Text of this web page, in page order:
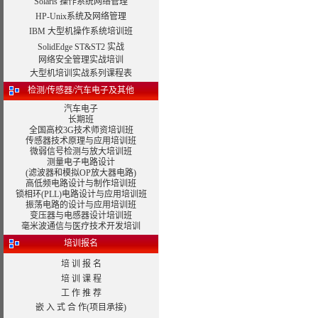
HP-Unix系统及网络管理
IBM 大型机操作系统培训班
SolidEdge ST&ST2 实战
网络安全管理实战培训
大型机培训实战系列课程表
检测/传感器/汽车电子及其他
汽车电子
长期班
全国高校3G技术师资培训班
传感器技术原理与应用培训班
微弱信号检测与放大培训班
测量电子电路设计
(滤波器和模拟OP放大器电路)
高低频电路设计与制作培训班
锁相环(PLL)电路设计与应用培训班
振荡电路的设计与应用培训班
变压器与电感器设计培训班
毫米波通信与医疗技术开发培训
培训报名
培 训 报 名
培 训 课 程
工 作 推 荐
嵌 入 式 合 作(项目承接)